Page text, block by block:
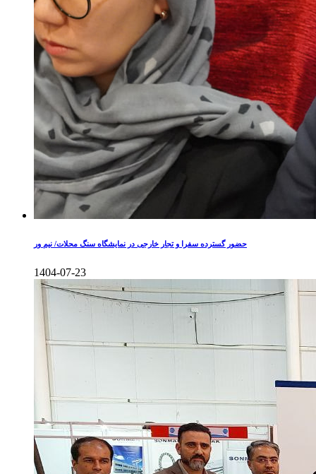
حضور گسترده سفرا و تجار خارجی در نمایشگاه سنگ محلات/ نیم ور
1404-07-23